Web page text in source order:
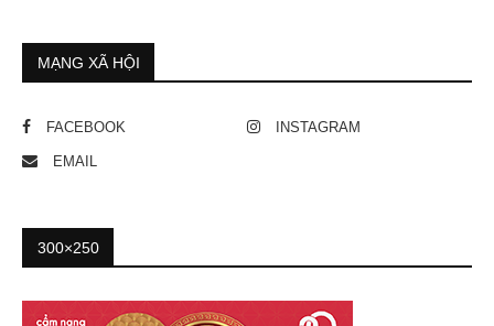
MẠNG XÃ HỘI
FACEBOOK INSTAGRAM
EMAIL
300×250